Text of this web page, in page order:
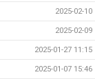
2025-02-10
2025-02-09
2025-01-27 11:15
2025-01-07 15:46